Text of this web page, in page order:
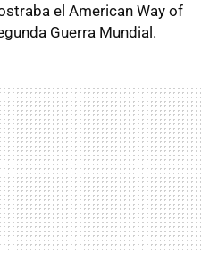
el American Way of
Guerra Mundial.